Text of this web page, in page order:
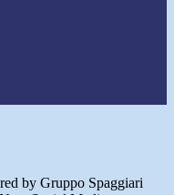
by Gruppo Spaggiari